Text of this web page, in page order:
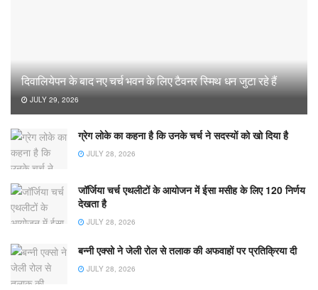
दिवालियेपन के बाद नए चर्च भवन के लिए टैवनर स्मिथ धन जुटा रहे हैं
JULY 29, 2026
ग्रेग लोके का कहना है कि उनके चर्च ने सदस्यों को खो दिया है
JULY 28, 2026
जॉर्जिया चर्च एथलीटों के आयोजन में ईसा मसीह के लिए 120 निर्णय
देखता है
JULY 28, 2026
बन्नी एक्सो ने जेली रोल से तलाक की अफवाहों पर प्रतिक्रिया दी
JULY 28, 2026